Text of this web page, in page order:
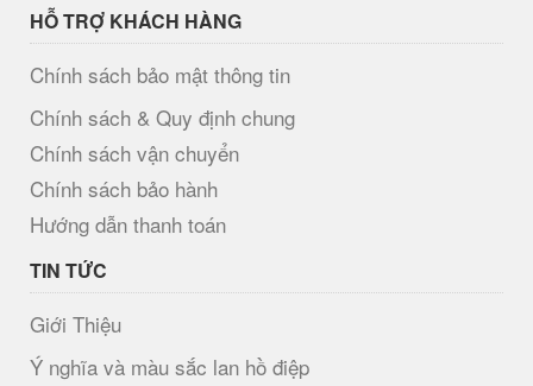
HỖ TRỢ KHÁCH HÀNG
Chính sách bảo mật thông tin
Chính sách & Quy định chung
Chính sách vận chuyển
Chính sách bảo hành
Hướng dẫn thanh toán
TIN TỨC
Giới Thiệu
Ý nghĩa và màu sắc lan hồ điệp